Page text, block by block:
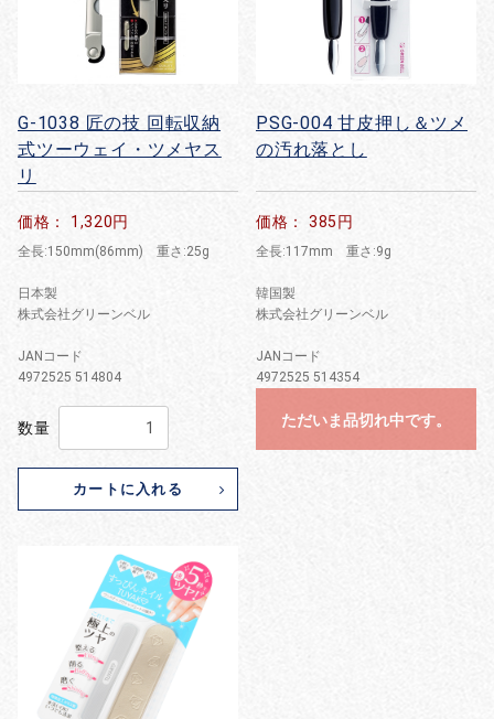
G-1038 匠の技 回転収納
式ツーウェイ・ツメヤス
リ
価格： 1,320円
全長:150mm(86mm) 重さ:25g
日本製
株式会社グリーンベル
JANコード
4972525 514804
数量
カートに入れる
PSG-004 甘皮押し＆ツメ
の汚れ落とし
価格： 385円
全長:117mm 重さ:9g
韓国製
株式会社グリーンベル
JANコード
4972525 514354
ただいま品切れ中です。